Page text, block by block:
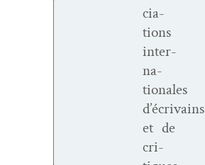
ci­a­
tions
inter­
na­
tionales
d’écrivains
et de
cri­